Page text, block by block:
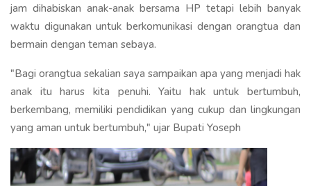
jam dihabiskan anak-anak bersama HP tetapi lebih banyak
waktu digunakan untuk berkomunikasi dengan orangtua dan
bermain dengan teman sebaya.
"Bagi orangtua sekalian saya sampaikan apa yang menjadi hak
anak itu harus kita penuhi. Yaitu hak untuk bertumbuh,
berkembang, memiliki pendidikan yang cukup dan lingkungan
yang aman untuk bertumbuh," ujar Bupati Yoseph